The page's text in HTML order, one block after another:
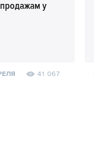
у
41 067